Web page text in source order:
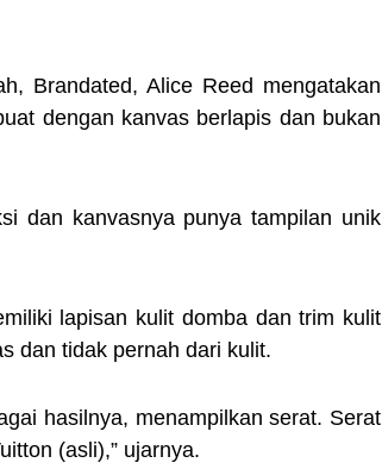
Brandated, Alice Reed mengatakan
dengan kanvas berlapis dan bukan
dan kanvasnya punya tampilan unik
lapisan kulit domba dan trim kulit
dan tidak pernah dari kulit.
hasilnya, menampilkan serat. Serat
(asli),” ujarnya.